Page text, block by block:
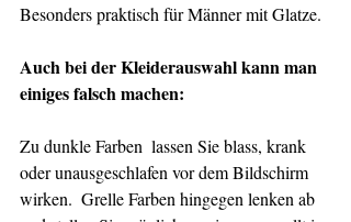
Besonders praktisch für Männer mit Glatze.
Auch bei der Kleiderauswahl kann man
einiges falsch machen:
Zu dunkle Farben  lassen Sie blass, krank
oder unausgeschlafen vor dem Bildschirm
wirken.  Grelle Farben hingegen lenken ab